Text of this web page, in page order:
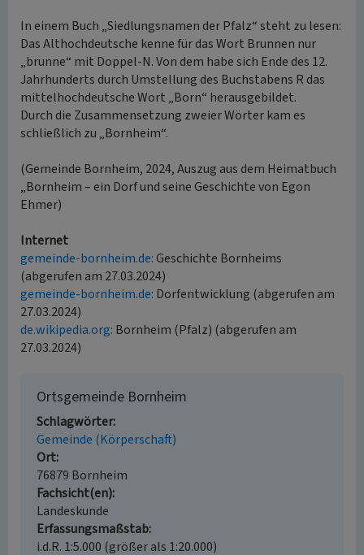
In einem Buch „Siedlungsnamen der Pfalz“ steht zu lesen:
Das Althochdeutsche kenne für das Wort Brunnen nur
„brunne“ mit Doppel-N. Von dem habe sich Ende des 12.
Jahrhunderts durch Umstellung des Buchstabens R das
mittelhochdeutsche Wort „Born“ herausgebildet.
Durch die Zusammensetzung zweier Wörter kam es
schließlich zu „Bornheim“.
(Gemeinde Bornheim, 2024, Auszug aus dem Heimatbuch
„Bornheim – ein Dorf und seine Geschichte von Egon
Ehmer)
Internet
gemeinde-bornheim.de:Geschichte Bornheims
(abgerufen am 27.03.2024)
gemeinde-bornheim.de: Dorfentwicklung (abgerufen am
27.03.2024)
de.wikipedia.org: Bornheim (Pfalz) (abgerufen am
27.03.2024)
Ortsgemeinde Bornheim
Schlagwörter
Gemeinde (Körperschaft)
Ort
76879 Bornheim
Fachsicht(en)
Landeskunde
Erfassungsmaßstab
i.d.R. 1:5.000 (größer als 1:20.000)